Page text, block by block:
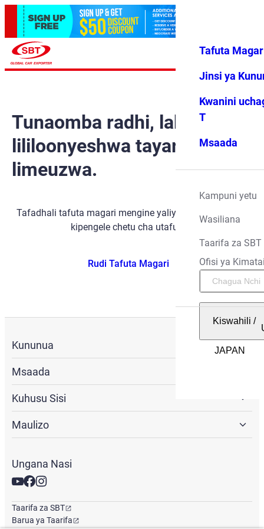
Vipendwa
Menyu
Tafuta
Jinsi ya
Kwanini
T
Msaada
Kampuni yetu
Wasiliana
Taarifa za SBT
Ofisi ya
Kiswahili /
Tunaomba radhi, lakini gari
lililoonyeshwa tayari
limeuzwa.
Tafadhali tafuta magari mengine yaliyopo kwa kutumia
kipengele chetu cha utafutaji.
Rudi Tafuta Magari
Kununua
Msaada
Kuhusu Sisi
Maulizo
Ungana Nasi
Taarifa za SBT
Barua ya Taarifa